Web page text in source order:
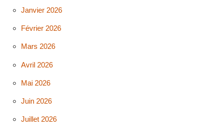
Janvier 2026
Février 2026
Mars 2026
Avril 2026
Mai 2026
Juin 2026
Juillet 2026